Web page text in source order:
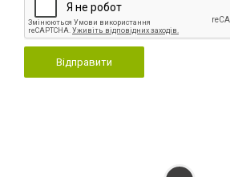
Відправити